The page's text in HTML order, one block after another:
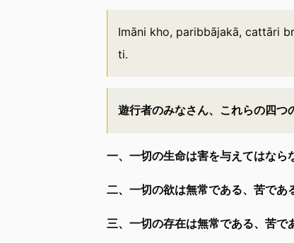
Imāni kho, paribbājakā, cattāri
ti.
遊行者のみなさん、これらの四つ
一、一切の生命は害を与えてはなら
二、一切の欲は無常である、苦であ
三、一切の存在は無常である、苦で